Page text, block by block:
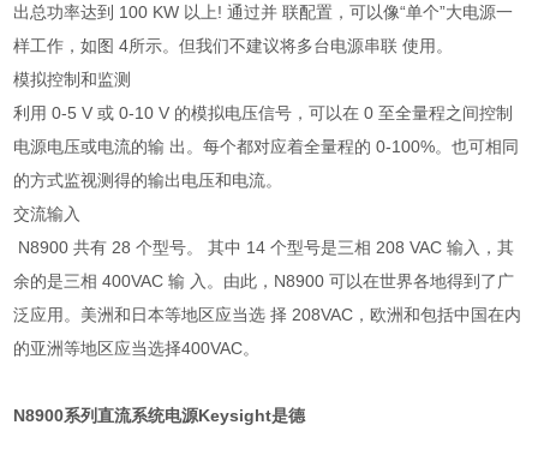
出总功率达到 100 KW 以上! 通过并 联配置，可以像“单个”大电源一
样工作，如图 4所示。但我们不建议将多台电源串联 使用。
模拟控制和监测
利用 0-5 V 或 0-10 V 的模拟电压信号，可以在 0 至全量程之间控制
电源电压或电流的输 出。每个都对应着全量程的 0-100%。也可相同
的方式监视测得的输出电压和电流。
交流输入
N8900 共有 28 个型号。 其中 14 个型号是三相 208 VAC 输入，其
余的是三相 400VAC 输 入。由此，N8900 可以在世界各地得到了广
泛应用。美洲和日本等地区应当选 择 208VAC，欧洲和包括中国在内
的亚洲等地区应当选择400VAC。
N8900系列直流系统电源Keysight是德